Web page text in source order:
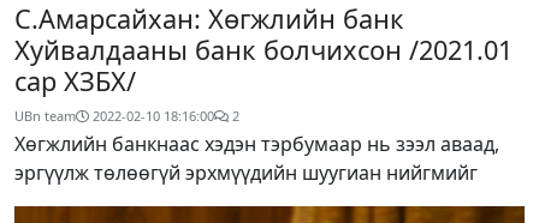
С.Амарсайхан: Хөгжлийн банк
Хуйвалдааны банк болчихсон /2021.01
сар ХЗБХ/
UBn team 2022-02-10 18:16:00 2
Хөгжлийн банкнаас хэдэн тэрбумаар нь зээл аваад,
эргүүлж төлөөгүй эрхмүүдийн шуугиан нийгмийг